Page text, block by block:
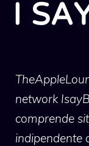
network
comprende
indipendente